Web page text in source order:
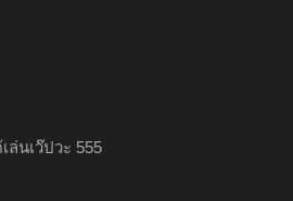
ล่นเว๊ปวะ 555